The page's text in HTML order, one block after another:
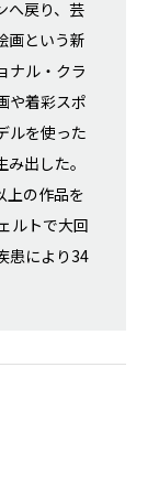
へ戻り、芸
画という新
ナル・クラ
や着彩スポ
ルを使った
出した。
上の作品を
ルトで大回
患により34